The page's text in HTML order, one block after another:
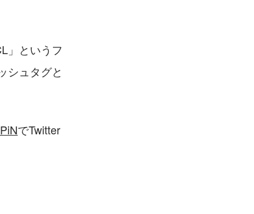
」というフ
シュタグと
でTwitter